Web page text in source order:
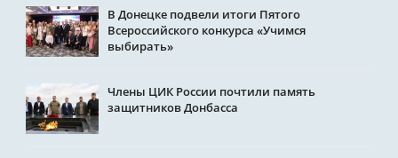
В Донецке подвели итоги Пятого
Всероссийского конкурса «Учимся
выбирать»
Члены ЦИК России почтили память
защитников Донбасса